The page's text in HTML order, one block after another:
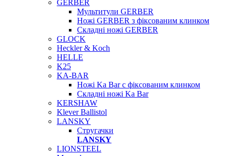
GERBER
Мультитули GERBER
Ножі GERBER з фіксованим клинком
Складні ножі GERBER
GLOCK
Heckler & Koch
HELLE
K25
KA-BAR
Ножі Ka Bar c фіксованим клинком
Складні ножі Ka Bar
KERSHAW
Klever Ballistol
LANSKY
Стругачки
LANSKY
LIONSTEEL